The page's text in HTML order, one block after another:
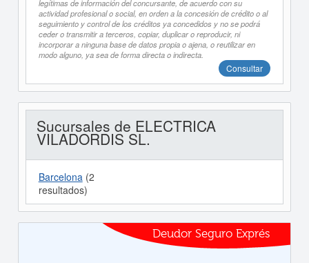
legítimas de información del concursante, de acuerdo con su
actividad profesional o social, en orden a la concesión de crédito o al
seguimiento y control de los créditos ya concedidos y no se podrá
ceder o transmitir a terceros, copiar, duplicar o reproducir, ni
incorporar a ninguna base de datos propia o ajena, o reutilizar en
modo alguno, ya sea de forma directa o indirecta.
Consultar
Sucursales de ELECTRICA
VILADORDIS SL.
Barcelona(2
resultados)
Deudor Seguro Exprés